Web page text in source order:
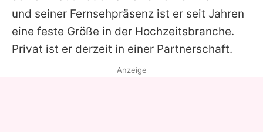
und seiner Fernsehpräsenz ist er seit Jahren
eine feste Größe in der Hochzeitsbranche.
Privat ist er derzeit in einer Partnerschaft.
Anzeige